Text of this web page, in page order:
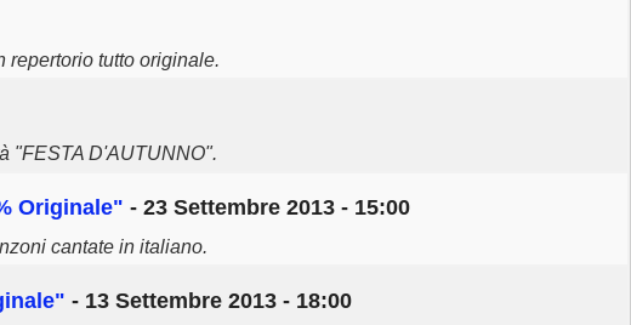
repertorio tutto originale.
"FESTA D'AUTUNNO".
Originale" - 23 Settembre 2013 - 15:00
cantate in italiano.
- 13 Settembre 2013 - 18:00